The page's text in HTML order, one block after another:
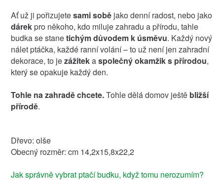
Ať už ji pořizujetesami sobějako denní radost, nebo jako
dárekpro někoho, kdo miluje zahradu a přírodu, tahle
budka se stanetichým důvodem k úsměvu. Každý nový
nálet ptáčka, každé ranní volání – to už není jen zahradní
dekorace, to jezážitekaspolečný okamžik s přírodou,
který se opakuje každý den.
Tohle na zahradě chcete.Tohle dělá domov ještě bližší
přírodě.
Dřevo: olše
Obecný rozměr: cm 14,2x15,8x22,2
Jak správně vybrat ptačí budku, když tomu nerozumím?